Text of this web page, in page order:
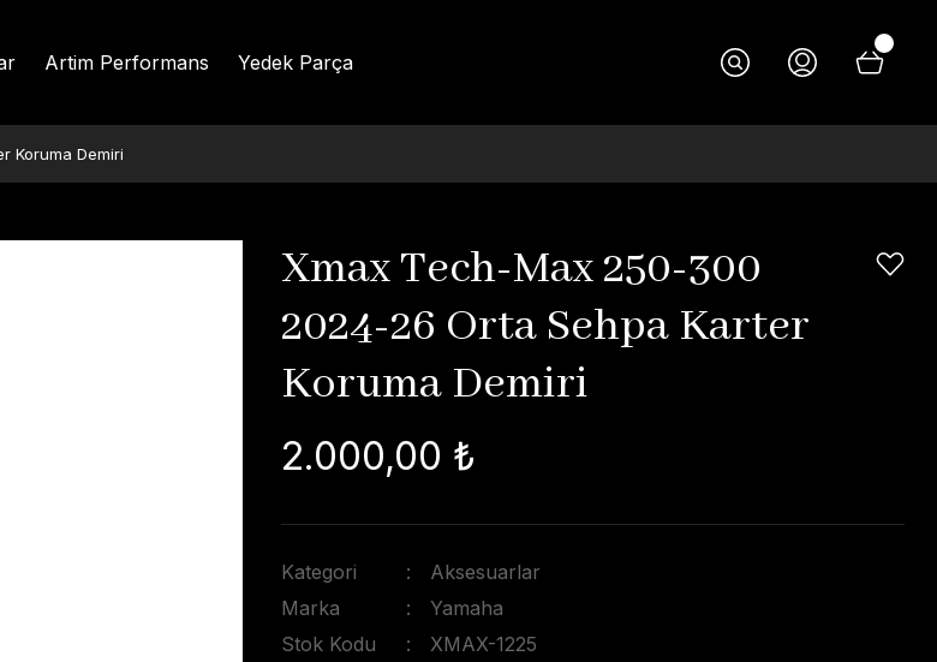
Artim Performans Yedek Parça
Koruma Demiri
Xmax Tech-Max 250-300
2024-26 Orta Sehpa Karter
Koruma Demiri
2.000,00 ₺
Kategori
Aksesuarlar
Marka
Yamaha
Stok Kodu
XMAX-1225